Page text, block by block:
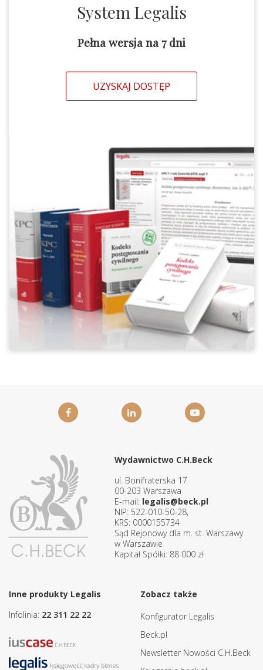
System Legalis
Pełna wersja na 7 dni
UZYSKAJ DOSTĘP
Wydawnictwo C.H.Beck
ul. Bonifraterska 17
00-203 Warszawa
E-mail: legalis@beck.pl
NIP: 522-010-50-28,
KRS: 0000155734
Sąd Rejonowy dla m. st. Warszawy
w Warszawie
Kapitał Spółki: 88 000 zł
Inne produkty Legalis
Infolinia: 22 311 22 22
Zobacz także
Konfigurator Legalis
Beck.pl
Newsletter Nowości C.H.Beck